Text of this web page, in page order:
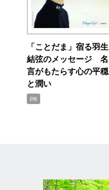
「ことだま」宿る羽生
結弦のメッセージ 名
言がもたらす心の平穏
と潤い
PR